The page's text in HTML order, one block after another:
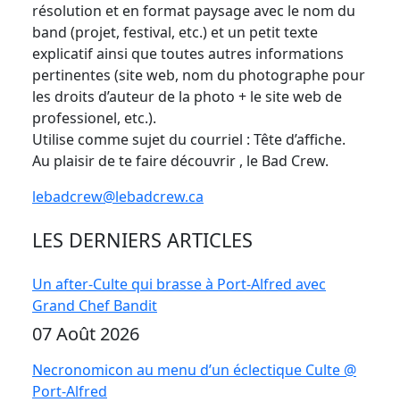
résolution et en format paysage avec le nom du
band (projet, festival, etc.) et un petit texte
explicatif ainsi que toutes autres informations
pertinentes (site web, nom du photographe pour
les droits d’auteur de la photo + le site web de
professionel, etc.).
Utilise comme sujet du courriel : Tête d’affiche.
Au plaisir de te faire découvrir , le Bad Crew.
lebadcrew@lebadcrew.ca
LES DERNIERS ARTICLES
Un after-Culte qui brasse à Port-Alfred avec
Grand Chef Bandit
07 Août 2026
Necronomicon au menu d’un éclectique Culte @
Port-Alfred